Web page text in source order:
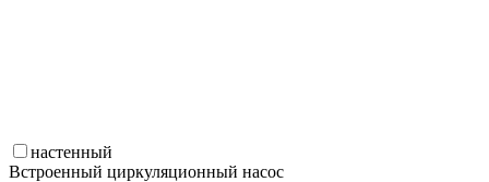
настенный
Встроенный циркуляционный насос